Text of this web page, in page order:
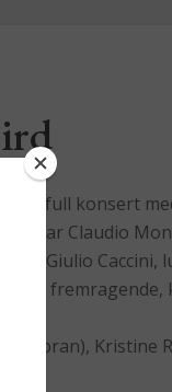
affektfull konsert
far Claudio
Giulio
den
(sopran), Kristine